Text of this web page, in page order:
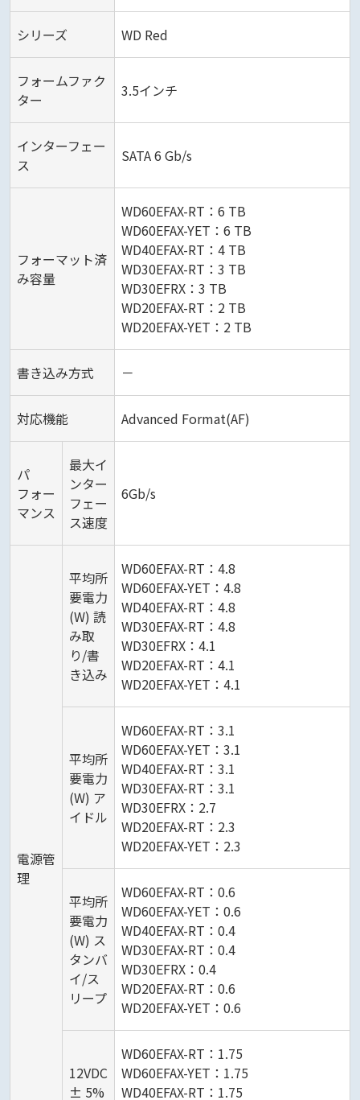
シリーズ WD Red
フォームファク
ター
3.5インチ
インターフェー
ス
SATA 6 Gb/s
フォーマット済
み容量
WD60EFAX-RT：6 TB
WD60EFAX-YET：6 TB
WD40EFAX-RT：4 TB
WD30EFAX-RT：3 TB
WD30EFRX：3 TB
WD20EFAX-RT：2 TB
WD20EFAX-YET：2 TB
書き込み方式 －
対応機能 Advanced Format(AF)
パ
フォー
マンス
最大イ
ンター
フェー
ス速度
6Gb/s
電源管
理
平均所
要電力
(W) 読
み取
り/書
き込み
WD60EFAX-RT：4.8
WD60EFAX-YET：4.8
WD40EFAX-RT：4.8
WD30EFAX-RT：4.8
WD30EFRX：4.1
WD20EFAX-RT：4.1
WD20EFAX-YET：4.1
平均所
要電力
(W) ア
イドル
WD60EFAX-RT：3.1
WD60EFAX-YET：3.1
WD40EFAX-RT：3.1
WD30EFAX-RT：3.1
WD30EFRX：2.7
WD20EFAX-RT：2.3
WD20EFAX-YET：2.3
平均所
要電力
(W) ス
タンバ
イ/ス
リープ
WD60EFAX-RT：0.6
WD60EFAX-YET：0.6
WD40EFAX-RT：0.4
WD30EFAX-RT：0.4
WD30EFRX：0.4
WD20EFAX-RT：0.6
WD20EFAX-YET：0.6
12VDC
± 5%
WD60EFAX-RT：1.75
WD60EFAX-YET：1.75
WD40EFAX-RT：1.75